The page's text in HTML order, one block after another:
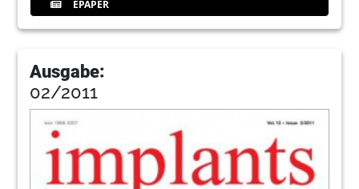
EPAPER
Ausgabe:
02/2011